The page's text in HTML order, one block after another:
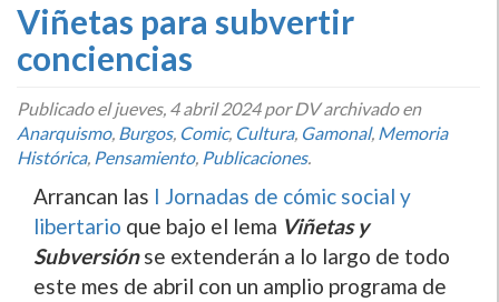
Viñetas para subvertir
conciencias
Publicado eljueves, 4 abril 2024por DV archivado en
Anarquismo, Burgos, Comic, Cultura, Gamonal, Memoria
Histórica, Pensamiento, Publicaciones.
Arrancan las I Jornadas de cómic social y
libertario que bajo el lema Viñetas y
Subversiónse extenderán a lo largo de todo
este mes de abril con un amplio programa de